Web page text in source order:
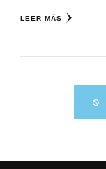
LEER MÁS